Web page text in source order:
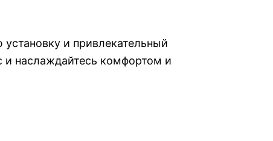
и привлекательный
и наслаждайтесь комфортом и